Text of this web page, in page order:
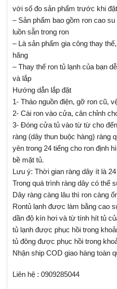
với số đo sản phẩm trước khi
– Sản phẩm bao gồm ron cao
luồn sẵn trong ron
– Là sản phẩm gia công thay
hãng
– Thay thế ron tủ lạnh của bạn
và lắp
Hướng dẫn lắp đặt
1- Tháo nguồn điện, gỡ ron cũ,
2- Cài ron vào cửa, cân chỉnh
3- Đóng cửa tủ vào từ từ cho
ràng (dây thun buộc hàng) ràng
yên trong 24 tiếng cho ron định
bề mặt tủ.
Lưu ý: Thời gian ràng dây ít là
Trong quá trình ràng dây có thể
Dây ràng càng lâu thì ron càng
Rontủ lạnh được làm bằng cao
dần độ kín hơi và từ tính hít tủ
tủ lạnh được phục hồi trong
tủ đông được phục hồi trong
Nhận ship COD giao hàng toàn
Liên hệ : 0909285044